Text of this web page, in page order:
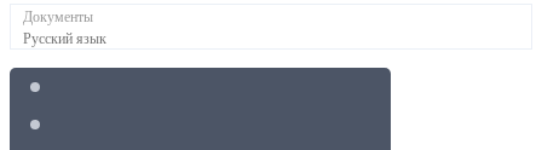
Документы
Русский язык